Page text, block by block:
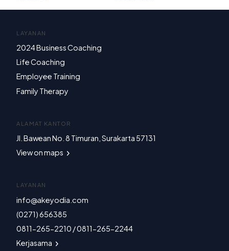
LAYANAN
2024 Business Coaching
Life Coaching
Employee Training
Family Therapy
ALAMAT KANTOR
Jl. Bawean No. 8 Timuran, Surakarta 57131
View on maps
LAYANAN
info@akeyodia.com
(0271) 656385
0811-265-2210 / 0811-265-2244
Kerjasama